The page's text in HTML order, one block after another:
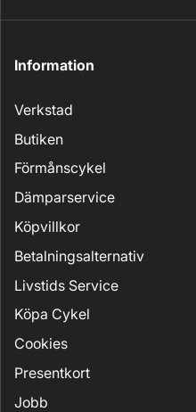
Information
Verkstad
Butiken
Förmånscykel
Dämparservice
Köpvillkor
Betalningsalternativ
Livstids Service
Köpa Cykel
Cookies
Presentkort
Jobb